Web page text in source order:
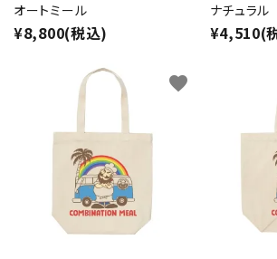
オートミール
¥8,800(税込)
ナチュラル
¥4,510(
favorite